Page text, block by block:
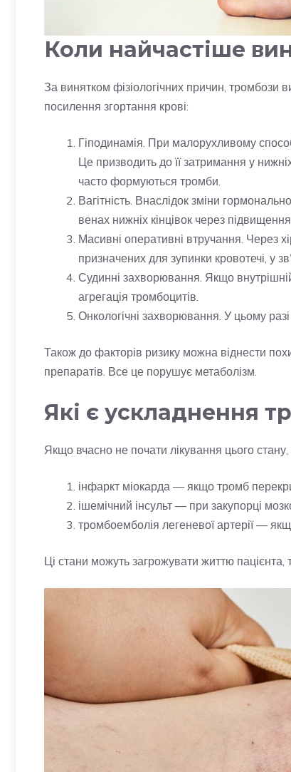
Коли найчастіше
За винятком фізіологічних причин, тромбози
посилення згортання крові:
Гіподинамія. При малорухливому
Це призводить до її затримання у
часто формуються тромби.
Вагітність. Внаслідок зміни
венах нижніх кінцівок через
Масивні оперативні втручання. Через
призначених для зупинки кровотечі, у
Судинні захворювання. Якщо
агрегація тромбоцитів.
Онкологічні захворювання. У цьому разі
Також до факторів ризику можна віднести
препаратів. Все це порушує метаболізм.
Які є ускладнення
Якщо вчасно не почати лікування цього
інфаркт міокарда — якщо тромб
ішемічний інсульт — при закупорці
тромбоемболія легеневої артерії —
Ці стани можуть загрожувати життю пацієнта,